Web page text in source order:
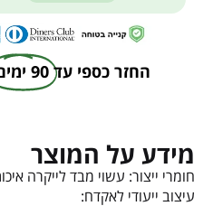
החזר כספי עד 90 ימים
מידע על המוצר
חומרי ייצור: עשוי מבד לייקרה
עיצוב ייעודי לאקדח: